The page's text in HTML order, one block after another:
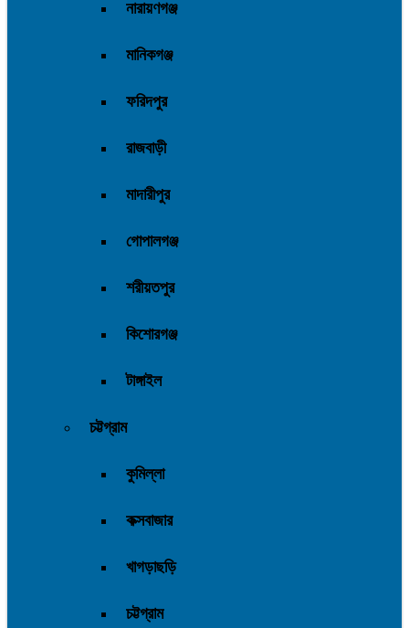
নারায়ণগঞ্জ
মানিকগঞ্জ
ফরিদপুর
রাজবাড়ী
মাদারীপুর
গোপালগঞ্জ
শরীয়তপুর
কিশোরগঞ্জ
টাঙ্গাইল
চট্টগ্রাম
কুমিল্লা
কক্সবাজার
খাগড়াছড়ি
চট্টগ্রাম